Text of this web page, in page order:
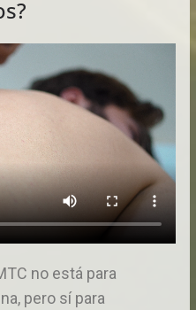
no está para
pero sí para